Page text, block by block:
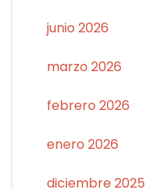
junio 2026
marzo 2026
febrero 2026
enero 2026
diciembre 2025